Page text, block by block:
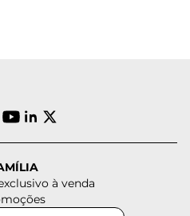
à venda